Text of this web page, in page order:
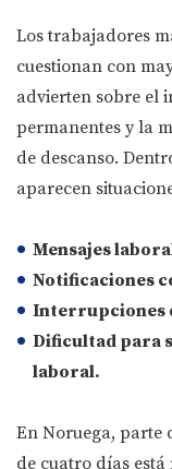
Los trabajadores
cuestionan con
advierten sobre el
permanentes y la
de descanso.
aparecen
Mensajes
Notificaciones
Interrupciones
Dificultad para
laboral.
En Noruega, parte
de cuatro días